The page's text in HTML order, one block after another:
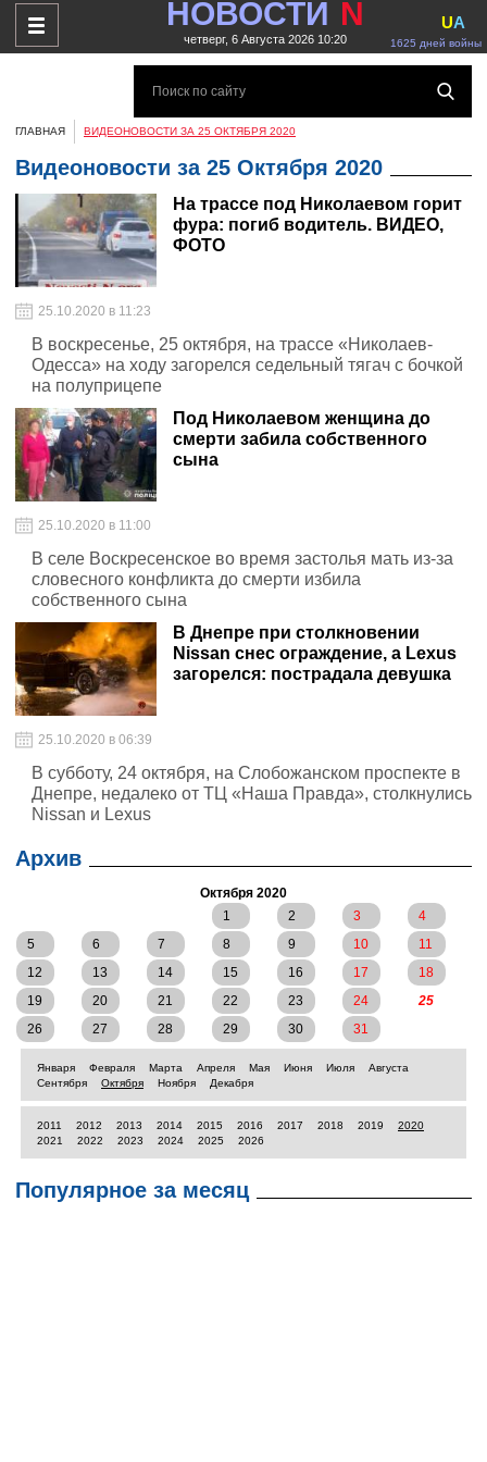
НОВОСТИ N
четверг, 6 Августа 2026 10:20 1625 дней войны
UA
ГЛАВНАЯ ВИДЕОНОВОСТИ ЗА 25 ОКТЯБРЯ 2020
Видеоновости за 25 Октября 2020
На трассе под Николаевом горит
фура: погиб водитель. ВИДЕО,
ФОТО
25.10.2020 в 11:23
В воскресенье, 25 октября, на трассе «Николаев-
Одесса» на ходу загорелся седельный тягач с бочкой
на полуприцепе
Под Николаевом женщина до
смерти забила собственного
сына
25.10.2020 в 11:00
В селе Воскресенское во время застолья мать из-за
словесного конфликта до смерти избила
собственного сына
В Днепре при столкновении
Nissan снес ограждение, а Lexus
загорелся: пострадала девушка
25.10.2020 в 06:39
В субботу, 24 октября, на Слобожанском проспекте в
Днепре, недалеко от ТЦ «Наша Правда», столкнулись
Nissan и Lexus
Архив
Октября 2020
1
2 3
4
5
6 7 8 9 10
11
12
13 14 15 16 17
18
19
20 21 22 23 24
25
26
27 28 29 30 31
Января Февраля Марта Апреля Мая Июня Июля
Августа
Сентября
Октября Ноября Декабря
2011 2012 2013 2014 2015 2016 2017 2018 2019
2020
2021
2022 2023 2024 2025 2026
Популярное за месяц